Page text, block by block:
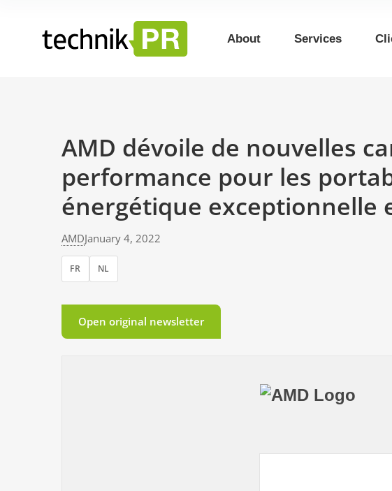
About Services
AMD dévoile de nouvelles
performance pour les
énergétique exceptionnelle
AMDJanuary 4, 2022
FR NL
Open original newsletter